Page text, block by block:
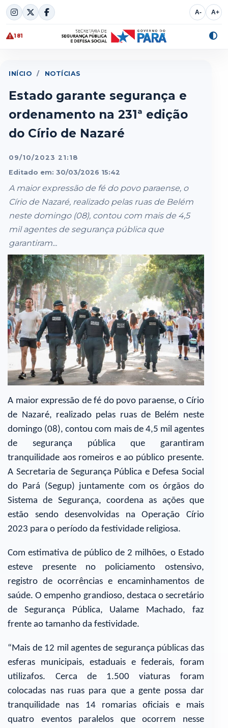
Skip
to
content
A- A+
181
INÍCIO / NOTÍCIAS
Estado garante segurança e
ordenamento na 231ª edição
do Círio de Nazaré
09/10/2023 21:18
Editado em: 30/03/2026 15:42
A maior expressão de fé do povo paraense, o
Círio de Nazaré, realizado pelas ruas de Belém
neste domingo (08), contou com mais de 4,5
mil agentes de segurança pública que
garantiram...
A maior expressão de fé do povo paraense, o Círio
de Nazaré, realizado pelas ruas de Belém neste
domingo (08), contou com mais de 4,5 mil agentes
de segurança pública que garantiram
tranquilidade aos romeiros e ao público presente.
A Secretaria de Segurança Pública e Defesa Social
do Pará (Segup) juntamente com os órgãos do
Sistema de Segurança, coordena as ações que
estão sendo desenvolvidas na Operação Círio
2023 para o período da festividade religiosa.
Com estimativa de público de 2 milhões, o Estado
esteve presente no policiamento ostensivo,
registro de ocorrências e encaminhamentos de
saúde. O empenho grandioso, destaca o secretário
de Segurança Pública, Ualame Machado, faz
frente ao tamanho da festividade.
“Mais de 12 mil agentes de segurança públicas das
esferas municipais, estaduais e federais, foram
utilizafos. Cerca de 1.500 viaturas foram
colocadas nas ruas para que a gente possa dar
tranquilidade nas 14 romarias oficiais e mais
quatro eventos paralelos que ocorrem nesse